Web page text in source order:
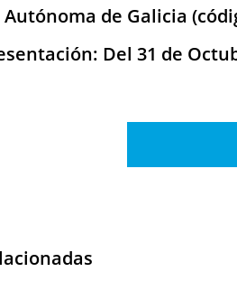
de Galicia
Del 31 de